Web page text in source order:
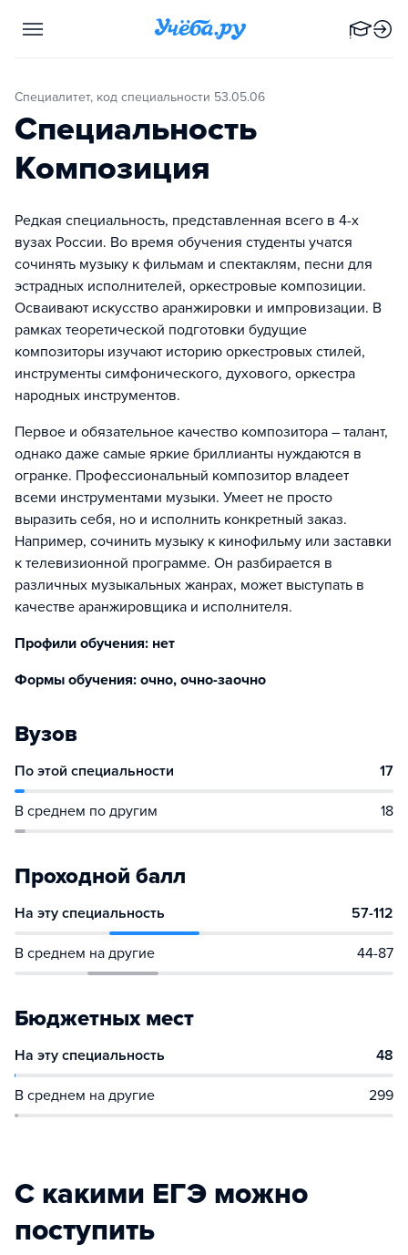
Специалитет, код специальности 53.05.06
Специальность
Композиция
Редкая специальность, представленная всего в 4-х
вузах России. Во время обучения студенты учатся
сочинять музыку к фильмам и спектаклям, песни для
эстрадных исполнителей, оркестровые композиции.
Осваивают искусство аранжировки и импровизации. В
рамках теоретической подготовки будущие
композиторы изучают историю оркестровых стилей,
инструменты симфонического, духового, оркестра
народных инструментов.
Первое и обязательное качество композитора – талант,
однако даже самые яркие бриллианты нуждаются в
огранке. Профессиональный композитор владеет
всеми инструментами музыки. Умеет не просто
выразить себя, но и исполнить конкретный заказ.
Например, сочинить музыку к кинофильму или заставки
к телевизионной программе. Он разбирается в
различных музыкальных жанрах, может выступать в
качестве аранжировщика и исполнителя.
Профили обучения: нет
Формы обучения: очно, очно-заочно
Вузов
По этой специальности 17
В среднем по другим 18
Проходной балл
На эту специальность 57-112
В среднем на другие 44-87
Бюджетных мест
На эту специальность 48
В среднем на другие 299
С какими ЕГЭ можно
поступить